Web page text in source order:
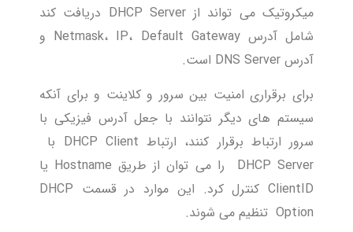
میکروتیک می تواند از DHCP Server دریافت کند
شامل آدرس Netmask، IP، Default Gateway و
آدرس DNS Server است.
برای برقراری امنیت بین سرور و کلاینت و برای آنکه
سیستم های دیگر نتوانند با جعل آدرس فیزیکی با
سرور ارتباط برقرار کنند، ارتباط DHCP Client با
DHCP Server را می توان از طریق Hostname یا
ClientID کنترل کرد. این موارد در قسمت DHCP
Option تنظیم می شوند.